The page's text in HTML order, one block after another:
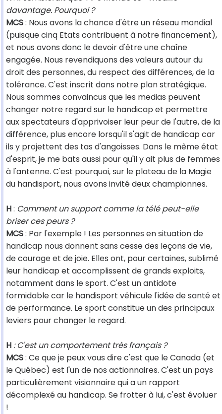
davantage. Pourquoi ?
MCS: Nous avons la chance d'être un réseau mondial
(puisque cinq Etats contribuent à notre financement),
et nous avons donc le devoir d'être une chaîne
engagée. Nous revendiquons des valeurs autour du
droit des personnes, du respect des différences, de la
tolérance. C'est inscrit dans notre plan stratégique.
Nous sommes convaincus que les medias peuvent
changer notre regard sur le handicap et permettre
aux spectateurs d'apprivoiser leur peur de l'autre, de la
différence, plus encore lorsqu'il s'agit de handicap car
ils y projettent des tas d'angoisses. Dans le même état
d'esprit, je me bats aussi pour qu'il y ait plus de femmes
à l'antenne. C'est pourquoi, sur le plateau de la Magie
du handisport, nous avons invité deux championnes.
H: Comment un support comme la télé peut-elle
briser ces peurs ?
MCS: Par l'exemple ! Les personnes en situation de
handicap nous donnent sans cesse des leçons de vie,
de courage et de joie. Elles ont, pour certaines, sublimé
leur handicap et accomplissent de grands exploits,
notamment dans le sport. C'est un antidote
formidable car le handisport véhicule l'idée de santé et
de performance. Le sport constitue un des principaux
leviers pour changer le regard.
H : C'est un comportement très français ?
MCS: Ce que je peux vous dire c'est que le Canada (et
le Québec) est l'un de nos actionnaires. C'est un pays
particulièrement visionnaire qui a un rapport
décomplexé au handicap. Se frotter à lui, c'est évoluer
!